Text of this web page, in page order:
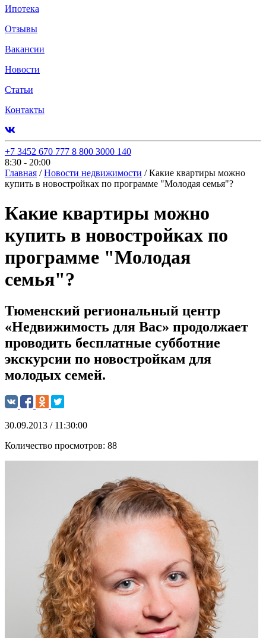
Ипотека
Отзывы
Вакансии
Новости
Статьи
Контакты
+7 3452 670 777 8 800 3000 140
8:30 - 20:00
Главная / Новости недвижимости / Какие квартиры можно
купить в новостройках по программе "Молодая семья"?
Какие квартиры можно
купить в новостройках по
программе "Молодая
семья"?
Тюменский региональный центр
«Недвижимость для Вас» продолжает
проводить бесплатные субботние
экскурсии по новостройкам для
молодых семей.
30.09.2013 / 11:30:00
Количество просмотров: 88